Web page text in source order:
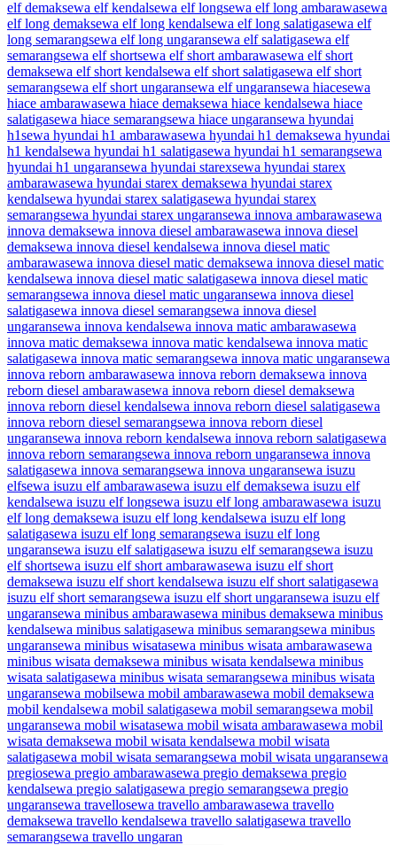
elf demaksewa elf kendalsewa elf longsewa elf long ambarawasewa
elf long demaksewa elf long kendalsewa elf long salatigasewa elf
long semarangsewa elf long ungaransewa elf salatigasewa elf
semarangsewa elf shortsewa elf short ambarawasewa elf short
demaksewa elf short kendalsewa elf short salatigasewa elf short
semarangsewa elf short ungaransewa elf ungaransewa hiacesewa
hiace ambarawasewa hiace demaksewa hiace kendalsewa hiace
salatigasewa hiace semarangsewa hiace ungaransewa hyundai
h1sewa hyundai h1 ambarawasewa hyundai h1 demaksewa hyundai
h1 kendalsewa hyundai h1 salatigasewa hyundai h1 semarangsewa
hyundai h1 ungaransewa hyundai starexsewa hyundai starex
ambarawasewa hyundai starex demaksewa hyundai starex
kendalsewa hyundai starex salatigasewa hyundai starex
semarangsewa hyundai starex ungaransewa innova ambarawasewa
innova demaksewa innova diesel ambarawasewa innova diesel
demaksewa innova diesel kendalsewa innova diesel matic
ambarawasewa innova diesel matic demaksewa innova diesel matic
kendalsewa innova diesel matic salatigasewa innova diesel matic
semarangsewa innova diesel matic ungaransewa innova diesel
salatigasewa innova diesel semarangsewa innova diesel
ungaransewa innova kendalsewa innova matic ambarawasewa
innova matic demaksewa innova matic kendalsewa innova matic
salatigasewa innova matic semarangsewa innova matic ungaransewa
innova reborn ambarawasewa innova reborn demaksewa innova
reborn diesel ambarawasewa innova reborn diesel demaksewa
innova reborn diesel kendalsewa innova reborn diesel salatigasewa
innova reborn diesel semarangsewa innova reborn diesel
ungaransewa innova reborn kendalsewa innova reborn salatigasewa
innova reborn semarangsewa innova reborn ungaransewa innova
salatigasewa innova semarangsewa innova ungaransewa isuzu
elfsewa isuzu elf ambarawasewa isuzu elf demaksewa isuzu elf
kendalsewa isuzu elf longsewa isuzu elf long ambarawasewa isuzu
elf long demaksewa isuzu elf long kendalsewa isuzu elf long
salatigasewa isuzu elf long semarangsewa isuzu elf long
ungaransewa isuzu elf salatigasewa isuzu elf semarangsewa isuzu
elf shortsewa isuzu elf short ambarawasewa isuzu elf short
demaksewa isuzu elf short kendalsewa isuzu elf short salatigasewa
isuzu elf short semarangsewa isuzu elf short ungaransewa isuzu elf
ungaransewa minibus ambarawasewa minibus demaksewa minibus
kendalsewa minibus salatigasewa minibus semarangsewa minibus
ungaransewa minibus wisatasewa minibus wisata ambarawasewa
minibus wisata demaksewa minibus wisata kendalsewa minibus
wisata salatigasewa minibus wisata semarangsewa minibus wisata
ungaransewa mobilsewa mobil ambarawasewa mobil demaksewa
mobil kendalsewa mobil salatigasewa mobil semarangsewa mobil
ungaransewa mobil wisatasewa mobil wisata ambarawasewa mobil
wisata demaksewa mobil wisata kendalsewa mobil wisata
salatigasewa mobil wisata semarangsewa mobil wisata ungaransewa
pregiosewa pregio ambarawasewa pregio demaksewa pregio
kendalsewa pregio salatigasewa pregio semarangsewa pregio
ungaransewa travellosewa travello ambarawasewa travello
demaksewa travello kendalsewa travello salatigasewa travello
semarangsewa travello ungaran